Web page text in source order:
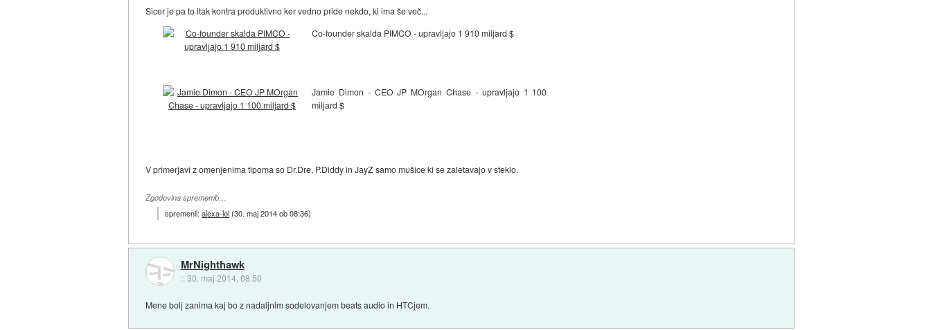
Sicer je pa to itak kontra produktivno ker vedno pride nekdo, ki ima še več...
Co-founder skalda PIMCO - upravljajo 1 910 miljard $
Jamie Dimon - CEO JP MOrgan Chase - upravljajo 1 100
miljard $
V primerjavi z omenjenima tipoma so Dr.Dre, P.Diddy in JayZ samo mušice ki se zaletavajo v steklo.
Zgodovina sprememb…
spremenil:alexa-lol(30. maj 2014 ob 08:36)
MrNighthawk
::30. maj 2014, 08:50
Mene bolj zanima kaj bo z nadaljnim sodelovanjem beats audio in HTCjem.